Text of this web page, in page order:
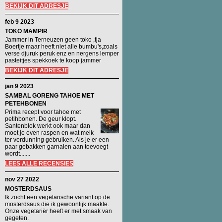
BEKIJK DIT ADRESJE
feb 9 2023
TOKO MAMPIR
Jammer in Terneuzen geen toko ,tja
Boertje maar heeft niet alle bumbu's,zoals
verse djuruk peruk enz en nergens lemper
pasteitjes spekkoek te koop jammer
BEKIJK DIT ADRESJE
jan 9 2023
SAMBAL GORENG TAHOE MET
PETEHBONEN
Prima recept voor tahoe met
petihbonen. De geur klopt.
Santenblok werkt ook maar dan
moet je even raspen en wat melk
ter verdunning gebruiken. Als je er een
paar gebakken garnalen aan toevoegt
wordt.......
LEES ALLE RECENSIES
nov 27 2022
MOSTERDSAUS
Ik zocht een vegetarische variant op de
mosterdsaus die ik gewoonlijk maakte.
Onze vegetariër heeft er met smaak van
gegeten.